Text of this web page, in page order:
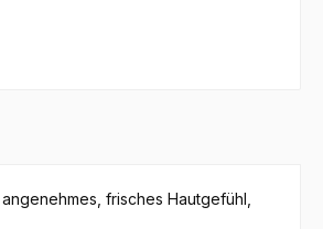
frisches Hautgefühl,